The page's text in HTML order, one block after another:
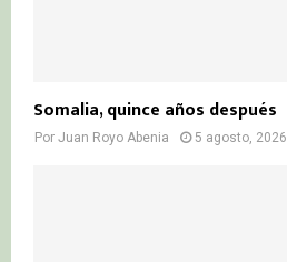
Somalia, quince años después
Por Juan Royo Abenia 5 agosto, 2026